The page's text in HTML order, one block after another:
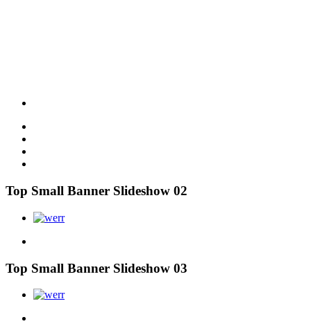
Top Small Banner Slideshow 02
Top Small Banner Slideshow 03